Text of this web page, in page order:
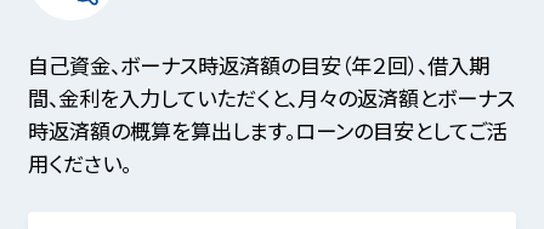
自己資金、ボーナス時返済額の目安（年２回）、借入期
間、金利を入力していただくと、月々の返済額とボーナス
時返済額の概算を算出します。ローンの目安としてご活
用ください。